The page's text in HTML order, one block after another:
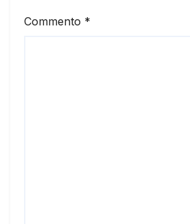
Commento *